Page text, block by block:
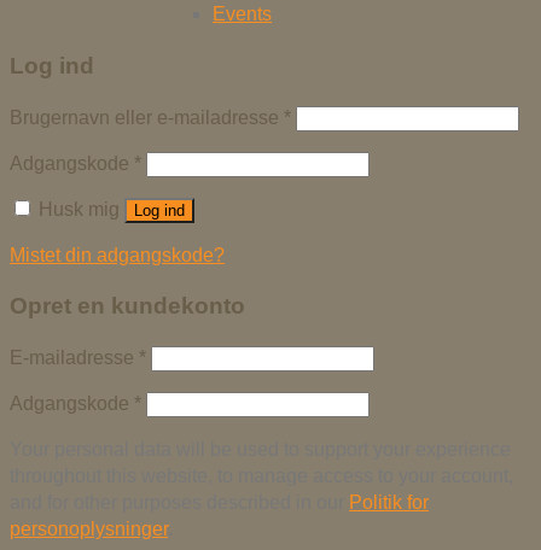
Events
Log ind
Brugernavn eller e-mailadresse *
Adgangskode *
Husk mig Log ind
Mistet din adgangskode?
Opret en kundekonto
E-mailadresse *
Adgangskode *
Politik for
personoplysninger.